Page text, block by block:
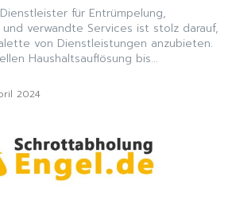
für Entrümpelung,
und verwandte Services ist stolz darauf,
von Dienstleistungen anzubieten.
Haushaltsauflösung bis...
2024